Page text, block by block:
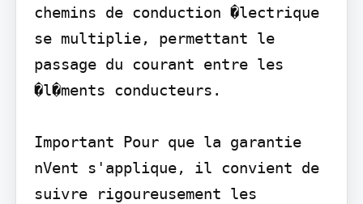
chemins de conduction �lectrique
se multiplie, permettant le
passage du courant entre les
�l�ments conducteurs.
Important Pour que la garantie
nVent s'applique, il convient de
suivre rigoureusement les